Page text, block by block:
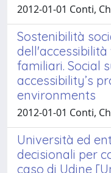
2012-01-01 Conti,
Sostenibilità
familiari. Social
accessibility’s
environments
2012-01-01 Conti,
Università ed
decisionali per
caso di Udine